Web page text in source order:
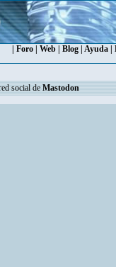
Foro Web Blog Ayuda
social de Mastodon